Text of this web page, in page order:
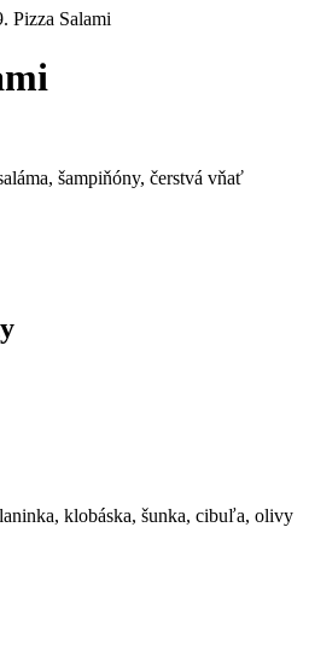
Pizza Salami
šampiňóny, čerstvá vňať
klobáska, šunka, cibuľa, olivy